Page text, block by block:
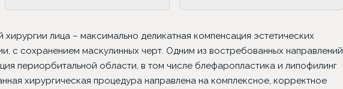
лица – максимально деликатная компенсация эстетических
с сохранением маскулинных черт. Одним из востребованных направлений
периорбитальной области, в том числе блефаропластика и липофилинг
хирургическая процедура направлена на комплексное, корректное